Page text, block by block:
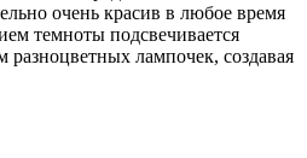
очень красив в любое время
темноты подсвечивается
разноцветных лампочек, создавая